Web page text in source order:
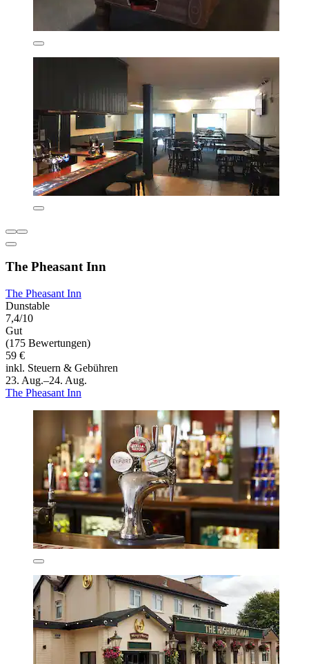
The Pheasant Inn
The Pheasant Inn
Dunstable
7,4/10
Gut
(175 Bewertungen)
59 €
inkl. Steuern & Gebühren
23. Aug.–24. Aug.
The Pheasant Inn